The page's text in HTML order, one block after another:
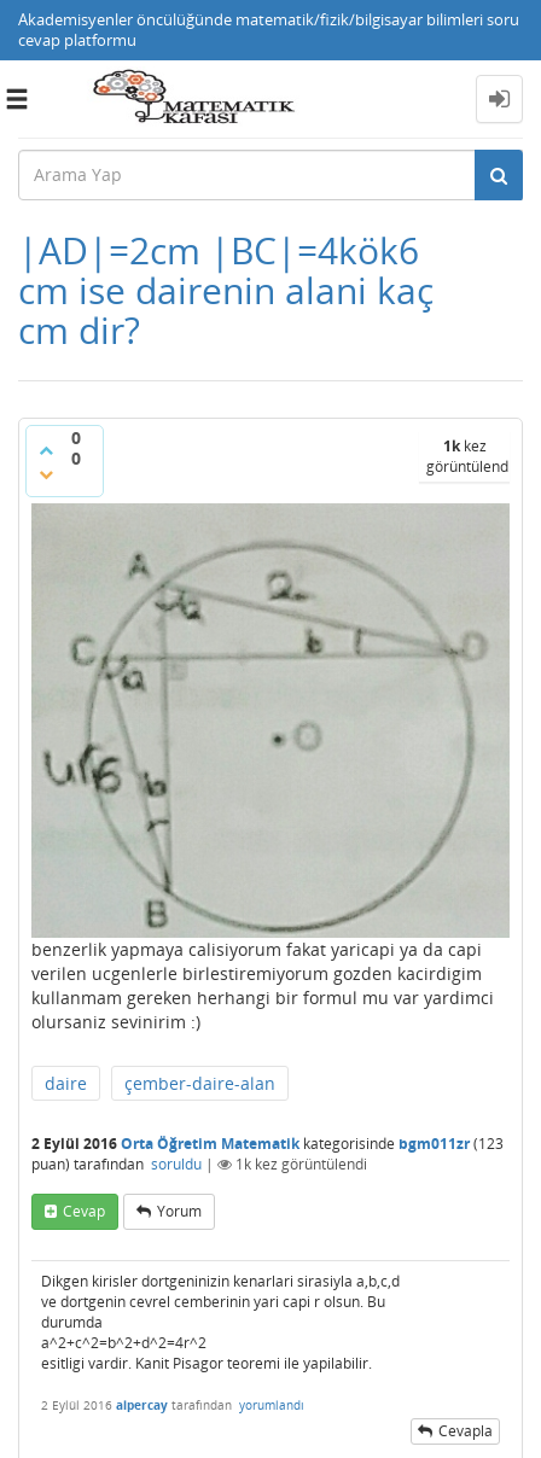
Akademisyenler öncülüğünde matematik/fizik/bilgisayar bilimleri soru
cevap platformu
Toggle
|AD|=2cm |BC|=4kök6
cm ise dairenin alani kaç
cm dir?
0
0
1kkez
görüntülendi
benzerlik yapmaya calisiyorum fakat yaricapi ya da capi
verilen ucgenlerle birlestiremiyorum gozden kacirdigim
kullanmam gereken herhangi bir formul mu var yardimci
olursaniz sevinirim :)
daire çember-daire-alan
2 Eylül 2016Orta Öğretim Matematikkategorisinde bgm011zr(123
puan) tarafından soruldu | 1k kez görüntülendi
Cevap Yorum
Dikgen kirisler dortgeninizin kenarlari sirasiyla a,b,c,d
ve dortgenin cevrel cemberinin yari capi r olsun. Bu
durumda
a^2+c^2=b^2+d^2=4r^2
esitligi vardir. Kanit Pisagor teoremi ile yapilabilir.
2 Eylül 2016 alpercay tarafından yorumlandı
Cevapla